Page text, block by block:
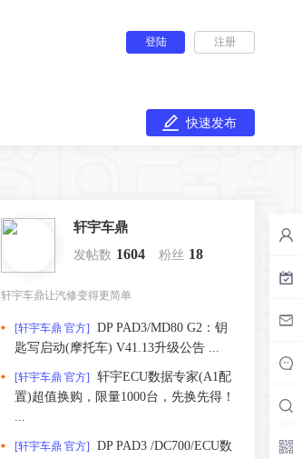
登陆 注册
快速发布
轩宇车鼎
发帖数 1604 粉丝 18
轩宇车鼎让汽修变得更简单
[轩宇车鼎 官方]
DP PAD3/MD80 G2：钥
匙写启动(摩托车) V41.13升级公告 ...
[轩宇车鼎 官方]
轩宇ECU数据专家(A1配
置)超值换购，限量1000台，先换先得！
...
[轩宇车鼎 官方]
DP PAD3 /DC700/ECU数